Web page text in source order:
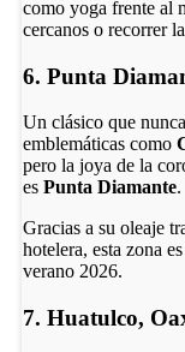
como yoga frente al
cercanos o recorrer la
6. Punta
Un clásico que
emblemáticas como
pero la joya de la
es Punta Diamante.
Gracias a su oleaje
hotelera, esta zona
verano 2026.
7. Huatulco,